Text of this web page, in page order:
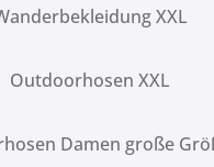
XXL
Outdoorhosen XXL
Damen große